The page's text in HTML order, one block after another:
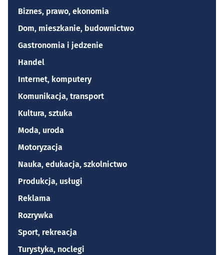
Biznes, prawo, ekonomia
Dom, mieszkanie, budownictwo
Gastronomia i jedzenie
Handel
Internet, komputery
Komunikacja, transport
Kultura, sztuka
Moda, uroda
Motoryzacja
Nauka, edukacja, szkolnictwo
Produkcja, usługi
Reklama
Rozrywka
Sport, rekreacja
Turystyka, noclegi